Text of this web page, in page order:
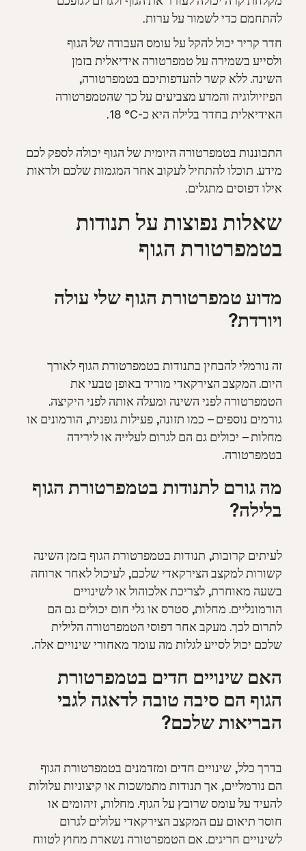
להתחמם כדי לשמור על ערות.
חדר קריר יכול להקל על עומס העבודה של הגוף
ולסייע בשמירה על טמפרטורה אידיאלית בזמן
השינה. ללא קשר להעדפותיכם בטמפרטורה,
הפיזיולוגיה והמדע מצביעים על כך שהטמפרטורה
האידיאלית בחדר בלילה היא כ-‎‎°C‎ ‏18‎.
התבוננות בטמפרטורה היומית של הגוף יכולה לספק לכם
מידע. תוכלו להתחיל לעקוב אחר המגמות שלכם ולראות
אילו דפוסים מתגלים.
שאלות נפוצות על תנודות
בטמפרטורת הגוף
מדוע טמפרטורת הגוף שלי עולה
ויורדת?
זה נורמלי להבחין בתנודות בטמפרטורת הגוף לאורך
היום. המקצב הצירקאדי מוריד באופן טבעי את
הטמפרטורה לפני השינה ומעלה אותה לפני היקיצה.
גורמים נוספים – כמו תזונה, פעילות גופנית, הורמונים או
מחלות – יכולים גם הם לגרום לעלייה או לירידה
בטמפרטורה.
מה גורם לתנודות בטמפרטורת הגוף
בלילה?
לעיתים קרובות, תנודות בטמפרטורת הגוף בזמן השינה
קשורות למקצב הצירקאדי שלכם, לעיכול לאחר ארוחה
בשעה מאוחרת, לצריכת אלכוהול או לשינויים
הורמונליים. מחלות, סטרס או גלי חום יכולים גם הם
לתרום לכך. מעקב אחר דפוסי הטמפרטורה הלילית
שלכם יכול לסייע לגלות מה עומד מאחורי שינויים אלה.
האם שינויים חדים בטמפרטורת
הגוף הם סיבה טובה לדאגה לגבי
הבריאות שלכם?
בדרך כלל, שינויים חדים ומזדמנים בטמפרטורת הגוף
הם נורמליים, אך תנודות מתמשכות או קיצוניות עלולות
להעיד על עומס שרובץ על הגוף. מחלות, זיהומים או
חוסר תיאום עם המקצב הצירקאדי עלולים לגרום
לשינויים חריגים. אם הטמפרטורה נשארת מחוץ לטווח